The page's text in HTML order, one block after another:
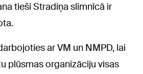
tieši Stradiņa slimnīcā ir
ar VM un NMPD, lai
plūsmas organizāciju visas